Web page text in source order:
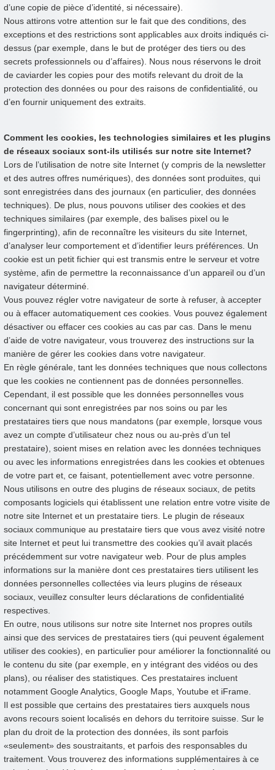
d’une copie de pièce d’identité, si nécessaire).
Nous attirons votre attention sur le fait que des conditions, des
exceptions et des restrictions sont applicables aux droits indiqués ci-
dessus (par exemple, dans le but de protéger des tiers ou des
secrets professionnels ou d’affaires). Nous nous réservons le droit
de caviarder les copies pour des motifs relevant du droit de la
protection des données ou pour des raisons de confidentialité, ou
d’en fournir uniquement des extraits.
Comment les cookies, les technologies similaires et les plugins
de réseaux sociaux sont-ils utilisés sur notre site Internet?
Lors de l’utilisation de notre site Internet (y compris de la newsletter
et des autres offres numériques), des données sont produites, qui
sont enregistrées dans des journaux (en particulier, des données
techniques). De plus, nous pouvons utiliser des cookies et des
techniques similaires (par exemple, des balises pixel ou le
fingerprinting), afin de reconnaître les visiteurs du site Internet,
d’analyser leur comportement et d’identifier leurs préférences. Un
cookie est un petit fichier qui est transmis entre le serveur et votre
système, afin de permettre la reconnaissance d’un appareil ou d’un
navigateur déterminé.
Vous pouvez régler votre navigateur de sorte à refuser, à accepter
ou à effacer automatiquement ces cookies. Vous pouvez également
désactiver ou effacer ces cookies au cas par cas. Dans le menu
d’aide de votre navigateur, vous trouverez des instructions sur la
manière de gérer les cookies dans votre navigateur.
En règle générale, tant les données techniques que nous collectons
que les cookies ne contiennent pas de données personnelles.
Cependant, il est possible que les données personnelles vous
concernant qui sont enregistrées par nos soins ou par les
prestataires tiers que nous mandatons (par exemple, lorsque vous
avez un compte d’utilisateur chez nous ou au-près d’un tel
prestataire), soient mises en relation avec les données techniques
ou avec les informations enregistrées dans les cookies et obtenues
de votre part et, ce faisant, potentiellement avec votre personne.
Nous utilisons en outre des plugins de réseaux sociaux, de petits
composants logiciels qui établissent une relation entre votre visite de
notre site Internet et un prestataire tiers. Le plugin de réseaux
sociaux communique au prestataire tiers que vous avez visité notre
site Internet et peut lui transmettre des cookies qu’il avait placés
précédemment sur votre navigateur web. Pour de plus amples
informations sur la manière dont ces prestataires tiers utilisent les
données personnelles collectées via leurs plugins de réseaux
sociaux, veuillez consulter leurs déclarations de confidentialité
respectives.
En outre, nous utilisons sur notre site Internet nos propres outils
ainsi que des services de prestataires tiers (qui peuvent également
utiliser des cookies), en particulier pour améliorer la fonctionnalité ou
le contenu du site (par exemple, en y intégrant des vidéos ou des
plans), ou réaliser des statistiques. Ces prestataires incluent
notamment Google Analytics, Google Maps, Youtube et iFrame.
Il est possible que certains des prestataires tiers auxquels nous
avons recours soient localisés en dehors du territoire suisse. Sur le
plan du droit de la protection des données, ils sont parfois
«seulement» des soustraitants, et parfois des responsables du
traitement. Vous trouverez des informations supplémentaires à ce